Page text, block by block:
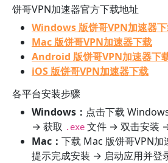
饼哥VPN加速器官方下载地址
Windows 版饼哥VPN加速器
Mac 版饼哥VPN加速器下载
Android 版饼哥VPN加速器下
iOS 版饼哥VPN加速器下载
各平台安装步骤
Windows： 点击下载
→ 获取 .exe 文件 → 双击安装
Mac： 下载 Mac 版饼哥VPN加
提示完成安装 → 启动应用并登